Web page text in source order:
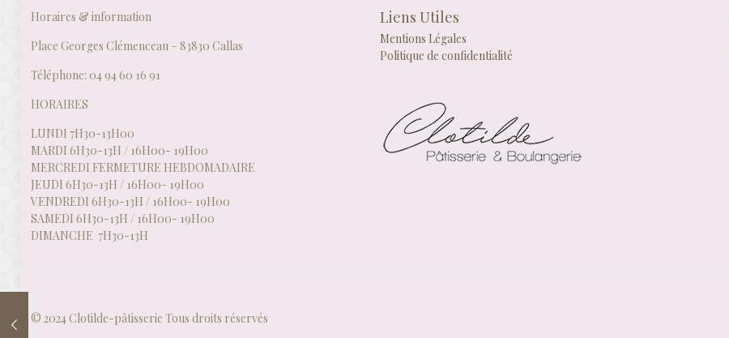
Horaires & information
Place Georges Clémenceau – 83830 Callas
Téléphone: 04 94 60 16 91
HORAIRES
LUNDI 7H30-13H00
MARDI 6H30-13H / 16H00- 19H00
MERCREDI FERMETURE HEBDOMADAIRE
JEUDI 6H30-13H / 16H00- 19H00
VENDREDI 6H30-13H / 16H00- 19H00
SAMEDI 6H30-13H / 16H00- 19H00
DIMANCHE 7H30-13H
Liens Utiles
Mentions Légales
Politique de confidentialité
© 2024 Clotilde-pâtisserie Tous droits réservés